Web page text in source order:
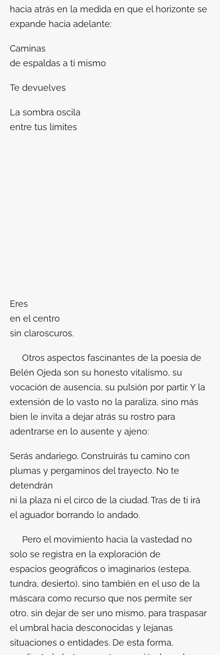
hacia atrás en la medida en que el horizonte se
expande hacia adelante:
Caminas
de espaldas a ti mismo
Te devuelves
La sombra oscila
entre tus límites
Eres
en el centro
sin claroscuros.
Otros aspectos fascinantes de la poesía de
Belén Ojeda son su honesto vitalismo, su
vocación de ausencia, su pulsión por partir. Y la
extensión de lo vasto no la paraliza, sino más
bien le invita a dejar atrás su rostro para
adentrarse en lo ausente y ajeno:
Serás andariego. Construirás tu camino con
plumas y pergaminos del trayecto. No te
detendrán
ni la plaza ni el circo de la ciudad. Tras de ti irá
el aguador borrando lo andado.
Pero el movimiento hacia la vastedad no
solo se registra en la exploración de
espacios geográficos o imaginarios (estepa,
tundra, desierto), sino también en el uso de la
máscara como recurso que nos permite ser
otro, sin dejar de ser uno mismo, para traspasar
el umbral hacia desconocidas y lejanas
situaciones o entidades. De esta forma,